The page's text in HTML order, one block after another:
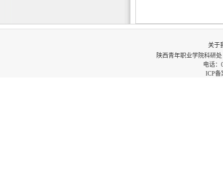
关于
陕西青年职业学院科研
电话：
ICP备